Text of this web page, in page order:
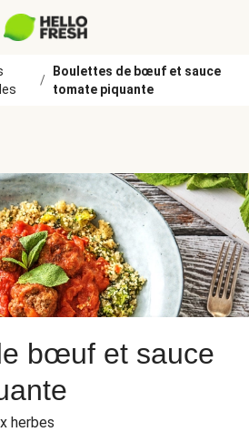
/
Boulettes de bœuf et sauce
tomate piquante
bœuf et sauce
herbes